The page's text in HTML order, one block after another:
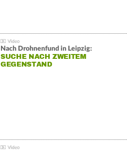
Nach Drohnenfund in Leipzig:
SUCHE NACH ZWEITEM
GEGENSTAND